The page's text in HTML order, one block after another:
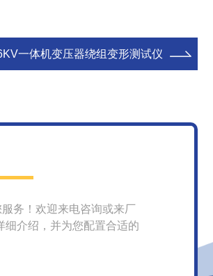
一体机变压器绕组变形测试仪
务！欢迎来电咨询或来厂
细介绍，并为您配置合适的